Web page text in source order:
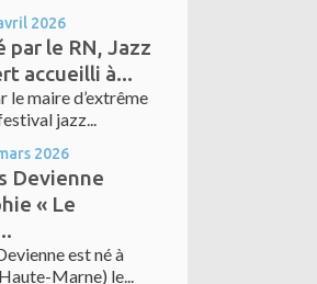
2026
par le RN, Jazz
accueilli à...
le maire d’extrême
jazz...
2026
Devienne
« Le
est né à
Marne) le...